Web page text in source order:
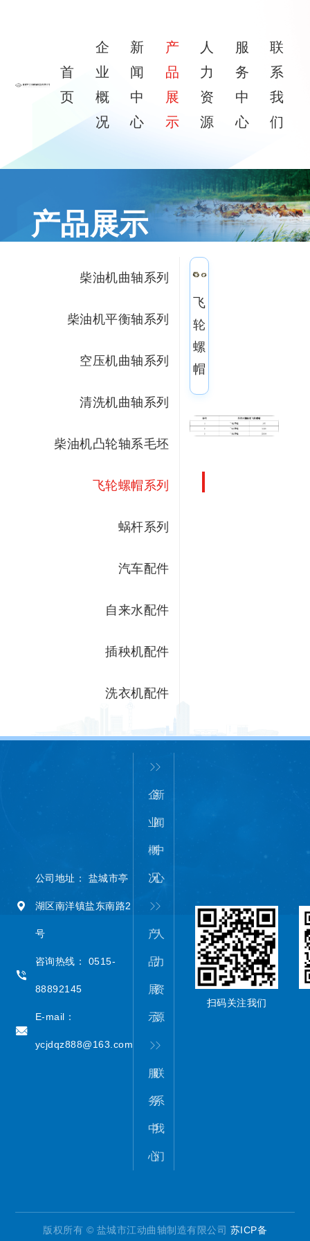
首
页
企
业
概
况
新
闻
中
心
产
品
展
示
人
力
资
源
服
务
中
心
联
系
我
们
产品展示
柴油机曲轴系列
柴油机平衡轴系列
空压机曲轴系列
清洗机曲轴系列
柴油机凸轮轴系毛坯
飞轮螺帽系列
蜗杆系列
汽车配件
自来水配件
插秧机配件
洗衣机配件
飞
轮
螺
帽
公司地址： 盐城市亭
湖区南洋镇盐东南路2
号
咨询热线： 0515-
88892145
E-mail：
ycjdqz888@163.com
企
业
概
况
新
闻
中
心
产
品
展
示
人
力
资
源
服
务
中
心
联
系
我
们
扫码关注我们
版权所有 © 盐城市江动曲轴制造有限公司 苏ICP备